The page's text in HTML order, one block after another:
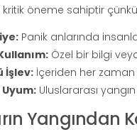
öneme sahiptir
Panik anlarında
Özel bir bilgi
İşlev: İçeriden her zaman
Uluslararası
Yangından